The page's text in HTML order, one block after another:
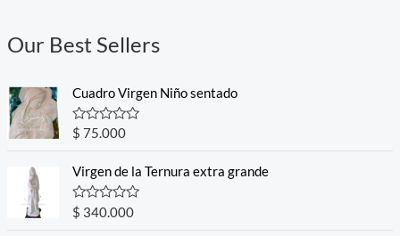
Our Best Sellers
Cuadro Virgen Niño sentado
R
a
e
0
o
u
$ 75.000
Virgen de la Ternura extra grande
R
a
$ 340.000